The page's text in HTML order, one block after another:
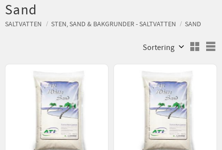
Sand
SALTVATTEN STEN, SAND & BAKGRUNDER - SALTVATTEN SAND